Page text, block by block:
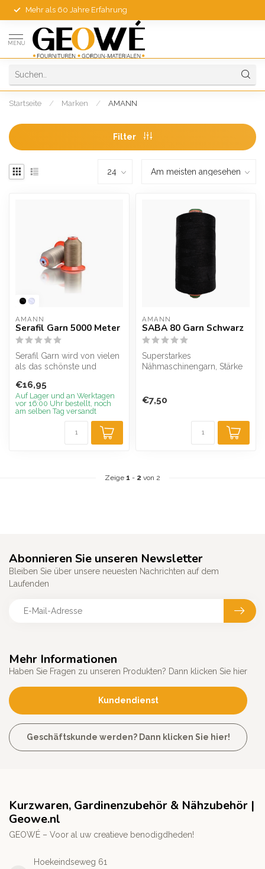
Mehr als 60 Jahre Erfahrung
MENU
Startseite / Marken / AMANN
Filter
AMANN
Serafil Garn 5000 Meter
Serafil Garn wird von vielen
als das schönste und
empfunden...
€16,95
Auf Lager und an Werktagen
vor 16:00 Uhr bestellt, noch
am selben Tag versandt
AMANN
SABA 80 Garn Schwarz
Superstarkes
Nähmaschinengarn, Stärke
€7,50
Zeige 1 - 2 von 2
Mehr Informationen
Haben Sie Fragen zu unseren Produkten? Dann klicken Sie hier
Kundendienst
Geschäftskunde werden? Dann klicken Sie hier!
Abonnieren Sie unseren Newsletter
Bleiben Sie über unsere neuesten Nachrichten auf dem
Laufenden
Kurzwaren, Gardinenzubehör & Nähzubehör |
Geowe.nl
GEOWÉ – Voor al uw creatieve benodigdheden!
Hoekeindseweg 61